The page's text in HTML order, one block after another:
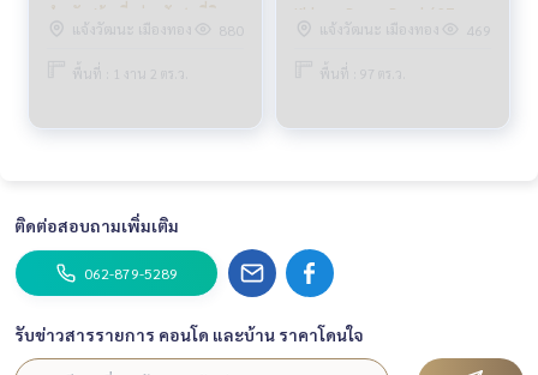
สำหรับสร้างที่อยู่อาศัย ✨ ที่ดิน
ซ.งามวงศ์วาน 19 แยก 9 /
(ขาย), Land Soi
Ngamwongwan 19 Yak 9 /
แจ้งวัฒนะ เมืองทอง 880
พื้นที่ : 1 งาน 2 ตร.ว.
Khlong Prapa Road / 97
Square Wa (FOR SALE)
GAMET597
แจ้งวัฒนะ เมืองทอง 469
พื้นที่ : 97 ตร.ว.
ติดต่อสอบถามเพิ่มเติม
062-879-5289
รับข่าวสารรายการ คอนโด และบ้าน ราคาโดนใจ